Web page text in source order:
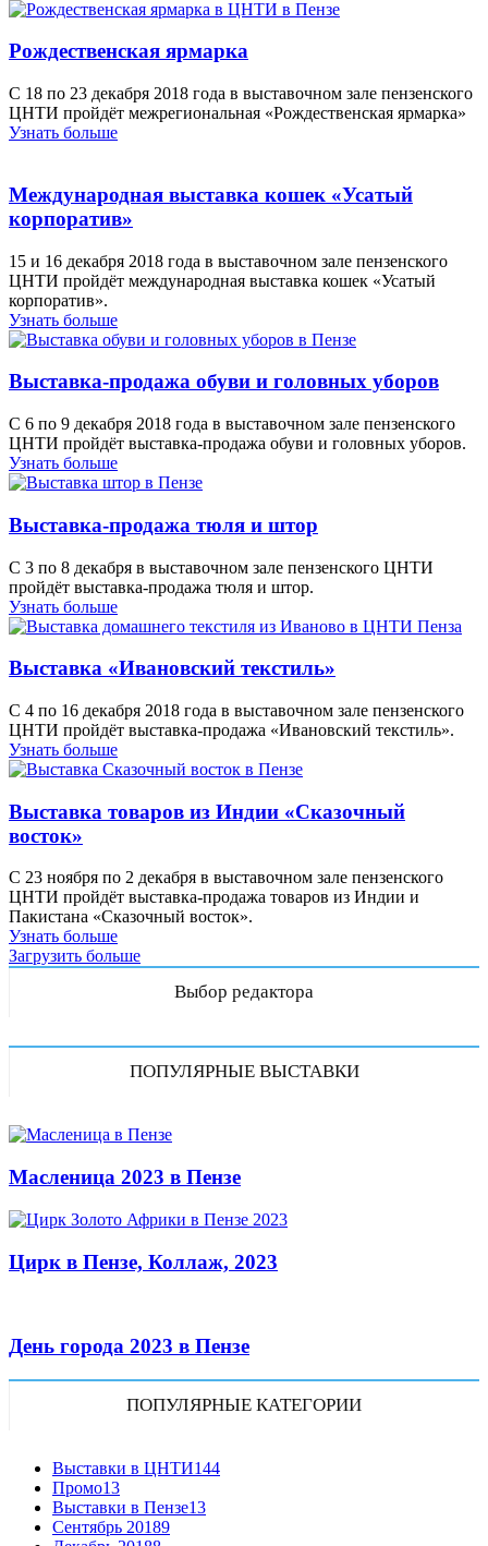
Рождественская ярмарка
С 18 по 23 декабря 2018 года в выставочном зале пензенского
ЦНТИ пройдёт межрегиональная «Рождественская ярмарка»
Узнать больше
Международная выставка кошек «Усатый
корпоратив»
15 и 16 декабря 2018 года в выставочном зале пензенского
ЦНТИ пройдёт международная выставка кошек «Усатый
корпоратив».
Узнать больше
Выставка-продажа обуви и головных уборов
С 6 по 9 декабря 2018 года в выставочном зале пензенского
ЦНТИ пройдёт выставка-продажа обуви и головных уборов.
Узнать больше
Выставка-продажа тюля и штор
С 3 по 8 декабря в выставочном зале пензенского ЦНТИ
пройдёт выставка-продажа тюля и штор.
Узнать больше
Выставка «Ивановский текстиль»
С 4 по 16 декабря 2018 года в выставочном зале пензенского
ЦНТИ пройдёт выставка-продажа «Ивановский текстиль».
Узнать больше
Выставка товаров из Индии «Сказочный
восток»
С 23 ноября по 2 декабря в выставочном зале пензенского
ЦНТИ пройдёт выставка-продажа товаров из Индии и
Пакистана «Сказочный восток».
Узнать больше
Загрузить больше
Выбор редактора
ПОПУЛЯРНЫЕ ВЫСТАВКИ
Масленица 2023 в Пензе
Цирк в Пензе, Коллаж, 2023
День города 2023 в Пензе
ПОПУЛЯРНЫЕ КАТЕГОРИИ
Выставки в ЦНТИ144
Промо13
Выставки в Пензе13
Сентябрь 20189